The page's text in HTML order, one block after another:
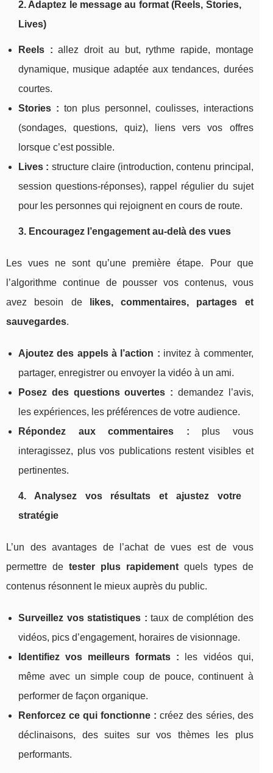
2. Adaptez le message au format (Reels, Stories,
Lives)
Reels : allez droit au but, rythme rapide, montage
dynamique, musique adaptée aux tendances, durées
courtes.
Stories : ton plus personnel, coulisses, interactions
(sondages, questions, quiz), liens vers vos offres
lorsque c’est possible.
Lives : structure claire (introduction, contenu principal,
session questions-réponses), rappel régulier du sujet
pour les personnes qui rejoignent en cours de route.
3. Encouragez l’engagement au-delà des vues
Les vues ne sont qu’une première étape. Pour que
l’algorithme continue de pousser vos contenus, vous
avez besoin de
likes, commentaires, partages et
sauvegardes.
Ajoutez des appels à l’action : invitez à commenter,
partager, enregistrer ou envoyer la vidéo à un ami.
Posez des questions ouvertes : demandez l’avis,
les expériences, les préférences de votre audience.
Répondez aux commentaires : plus vous
interagissez, plus vos publications restent visibles et
pertinentes.
4. Analysez vos résultats et ajustez votre
stratégie
L’un des avantages de l’achat de vues est de vous
permettre detester plus rapidement quels types de
contenus résonnent le mieux auprès du public.
Surveillez vos statistiques : taux de complétion des
vidéos, pics d’engagement, horaires de visionnage.
Identifiez vos meilleurs formats : les vidéos qui,
même avec un simple coup de pouce, continuent à
performer de façon organique.
Renforcez ce qui fonctionne : créez des séries, des
déclinaisons, des suites sur vos thèmes les plus
performants.